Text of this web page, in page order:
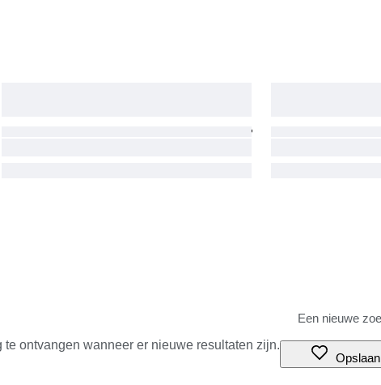
ontvangen wanneer er nieuwe resultaten zijn.
Opslaan